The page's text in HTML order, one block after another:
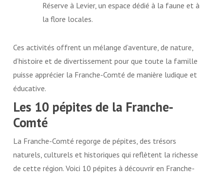
Réserve à Levier, un espace dédié à la faune et à
la flore locales.
Ces activités offrent un mélange d’aventure, de nature,
d’histoire et de divertissement pour que toute la famille
puisse apprécier la Franche-Comté de manière ludique et
éducative.
Les 10 pépites de la Franche-
Comté
La Franche-Comté regorge de pépites, des trésors
naturels, culturels et historiques qui reflètent la richesse
de cette région. Voici 10 pépites à découvrir en Franche-